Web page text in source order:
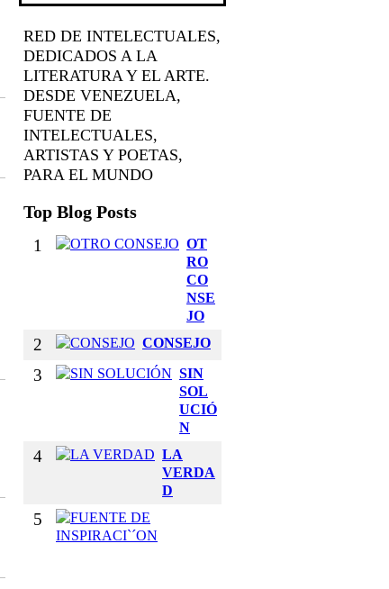
RED DE INTELECTUALES,
DEDICADOS A LA
LITERATURA Y EL ARTE.
DESDE VENEZUELA,
FUENTE DE
INTELECTUALES,
ARTISTAS Y POETAS,
PARA EL MUNDO
Top Blog Posts
1
OT
RO
CO
NSE
JO
2 CONSEJO
3
SIN
SOL
UCIÓ
N
4
LA
VERDA
D
5